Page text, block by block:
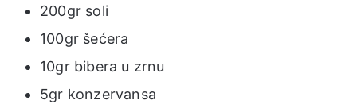
200gr soli
100gr šećera
10gr bibera u zrnu
5gr konzervansa